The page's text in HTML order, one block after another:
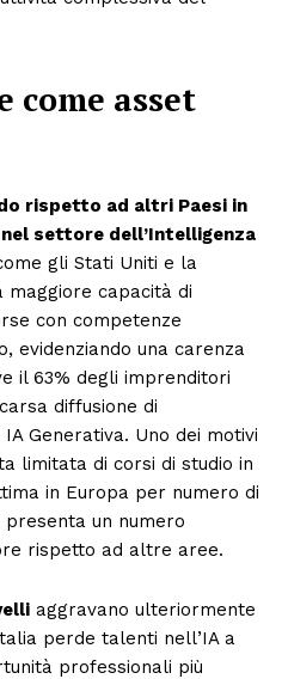
come asset
rispetto ad altri Paesi in
settore dell’Intelligenza
gli Stati Uniti e la
maggiore capacità di
con competenze
evidenziando una carenza
il 63% degli imprenditori
diffusione di
Generativa. Uno dei motivi
limitata di corsi di studio in
in Europa per numero di
presenta un numero
rispetto ad altre aree.
aggravano ulteriormente
perde talenti nell’IA a
professionali più